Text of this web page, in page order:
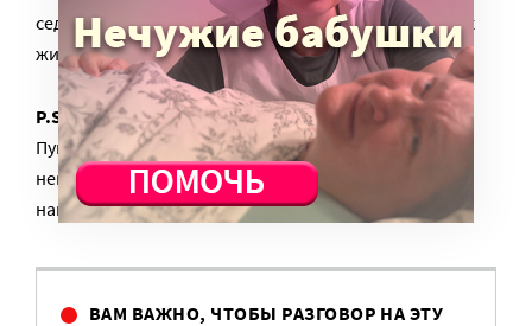
седой, но так же рядом. Не выпадая из кадра всей их
жизни.
P.S. А через несколько лет после выпуска нашего
Пушкина, уже отсидевшего в тюрьме, убил в драке
некий Дантес. И только фото у комсомольцев
напомнит нам о нем.
ВАМ ВАЖНО, ЧТОБЫ РАЗГОВОР НА ЭТУ